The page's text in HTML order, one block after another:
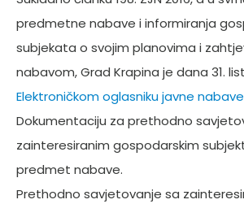
predmetne nabave i informiranja
subjekata o svojim planovima i
nabavom, Grad Krapina je dana 31.
Elektroničkom oglasniku javne nabave
Dokumentaciju za prethodno
zainteresiranim gospodarskim
predmet nabave.
Prethodno savjetovanje sa